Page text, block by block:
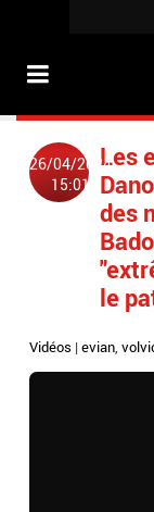
26/04/2024
15:01
Les
des
le
Vidéos |evian,